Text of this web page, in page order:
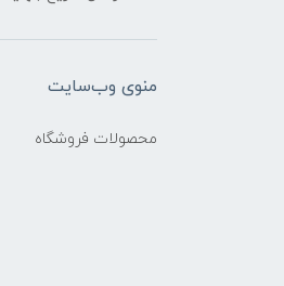
منوی وب‌سایت
محصولات فروشگاه